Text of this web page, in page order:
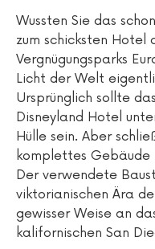
Wussten Sie das
zum schicksten Hotel
Vergnügungsparks
Licht der Welt
Ursprünglich sollte
Disneyland Hotel
Hülle sein. Aber
komplettes Gebäude
Der verwendete
viktorianischen Ära
gewisser Weise an
kalifornischen San